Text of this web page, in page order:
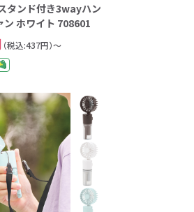
タンド付き3wayハン
ン ホワイト 708601
（税込:437円）～